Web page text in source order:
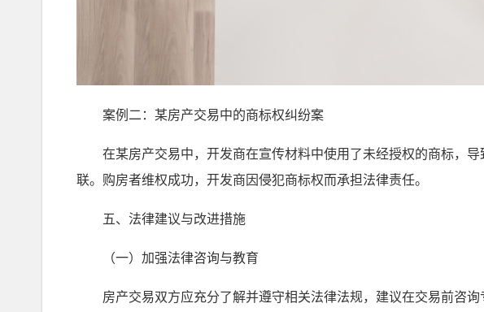
案例二：某房产交易中的商标权纠纷案
在某房产交易中，开发商在宣传材料中使用了未经授权的商标，导
联。购房者维权成功，开发商因侵犯商标权而承担法律责任。
五、法律建议与改进措施
（一）加强法律咨询与教育
房产交易双方应充分了解并遵守相关法律法规，建议在交易前咨询